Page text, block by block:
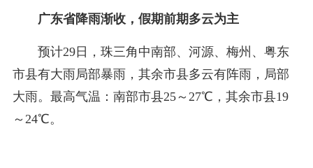
广东省降雨渐收，假期前期多云为主
预计29日，珠三角中南部、河源、梅州、粤东
市县有大雨局部暴雨，其余市县多云有阵雨，局部
大雨。最高气温：南部市县25～27℃，其余市县19
～24℃。